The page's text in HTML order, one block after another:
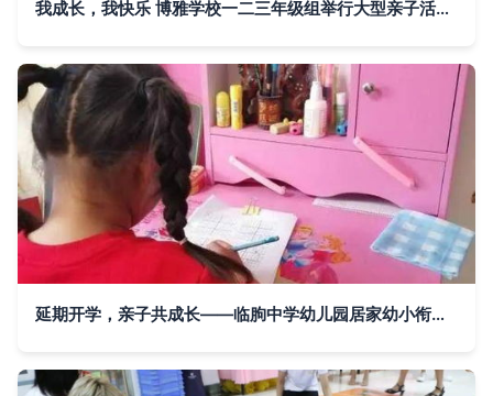
我成长，我快乐 博雅学校一二三年级组举行大型亲子活动『三醒亲子成长』
延期开学，亲子共成长——临朐中学幼儿园居家幼小衔接活动纪实之“三醒亲子成长”